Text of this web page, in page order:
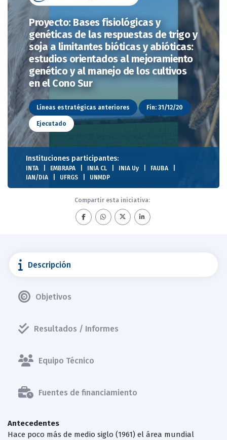
Proyecto: Bases fisiológicas y
genéticas de las respuestas de trigo y
soja a limitantes bióticas y abióticas:
estudios orientados al mejoramiento
genético y al manejo de los cultivos
en el Cono Sur
Líneas estratégicas anteriores Fin: 31/12/20
Ejecutado
Instituciones participantes:
INTA EMBRAPA INIA CL INIA Uy
FAUBA
IAN/DIA
UFRGS UNMDP
Compartir esta iniciativa:
Descripción
Objetivos
Resultados / Informes
Equipo Técnico
Fuentes de financiamiento
Antecedentes
Hace poco más de medio siglo (1961) el área mundial